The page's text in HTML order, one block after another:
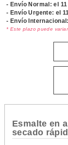
- Envío Normal: el
- Envío Urgente: el
- Envío
* Este plazo puede
Esmalte en
secado